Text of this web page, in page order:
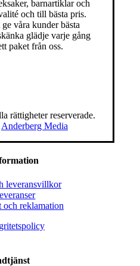
barnartiklar och
och till bästa pris.
våra kunder bästa
glädje varje gång
paket från oss.
rättigheter reserverade.
Anderberg Media
leveransvillkor
och reklamation